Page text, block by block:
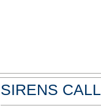
SIRENS CALL